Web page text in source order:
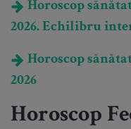
Horoscop
2026. Echilibru
Horoscop
2026
Horoscop